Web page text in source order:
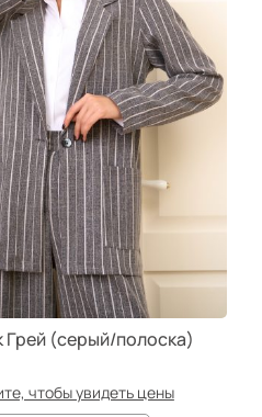
Грей (серый/полоска)
чтобы увидеть цены